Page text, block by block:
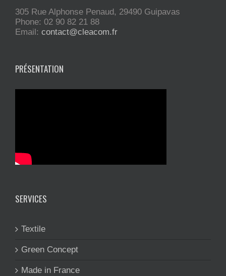
305 Rue Alphonse Penaud, 29490 Guipavas
Phone: 02 90 82 21 88
Email: contact@cleacom.fr
PRÉSENTATION
SERVICES
Textile
Green Concept
Made in France